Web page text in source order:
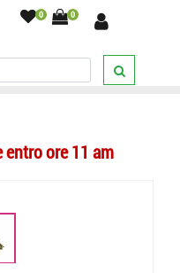
0 0
/Nuova sciarpa a righe verdi
ore 11 am